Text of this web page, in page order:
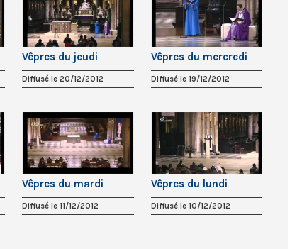
Vêpres du jeudi
Diffusé le 20/12/2012
Vêpres du mercredi
Diffusé le 19/12/2012
Vêpres du mardi
Diffusé le 11/12/2012
Vêpres du lundi
Diffusé le 10/12/2012